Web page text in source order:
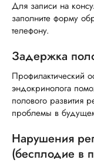
Для записи на
заполните форму
телефону.
Задержка
Профилактический
эндокринолога
полового развития
проблемы в
Нарушения
(бесплодие в